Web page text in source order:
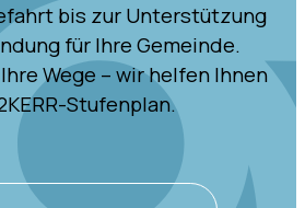
bis zur Unterstützung
für Ihre Gemeinde.
Wege – wir helfen Ihnen
Stufenplan.